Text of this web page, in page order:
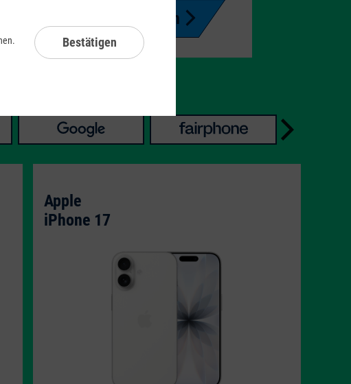
Jetzt bestellen
Apple
iPhone 17
Bestätigen